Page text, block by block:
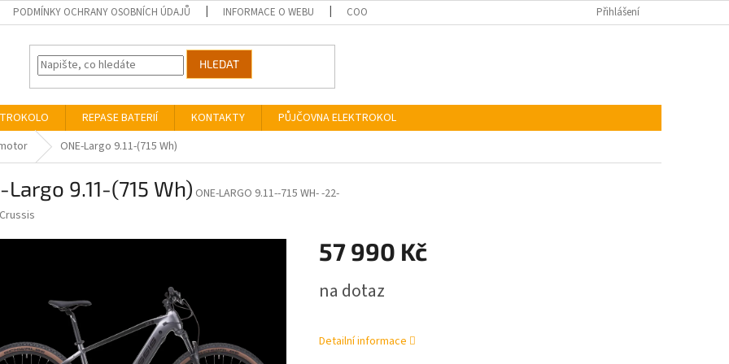
PODMÍNKY OCHRANY OSOBNÍCH ÚDAJŮ INFORMACE O WEBU COOKIES Přihlášení
HLEDAT
REPASE BATERIÍ KONTAKTY
PŮJČOVNA ELEKTROKOL
ONE-Largo 9.11-(715 Wh)
Largo 9.11-(715 Wh) ONE-LARGO 9.11--715 WH- -22-
Crussis
57 990 Kč
cena:
na dotaz
Detailní informace